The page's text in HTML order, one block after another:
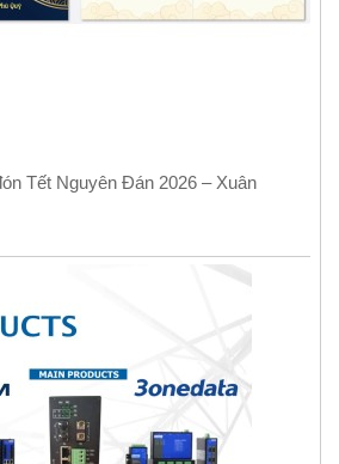
Tết Nguyên Đán 2026 – Xuân